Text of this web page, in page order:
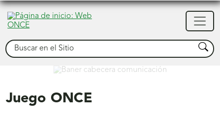
Buscar Buscar
Comunicación
Juego ONCE